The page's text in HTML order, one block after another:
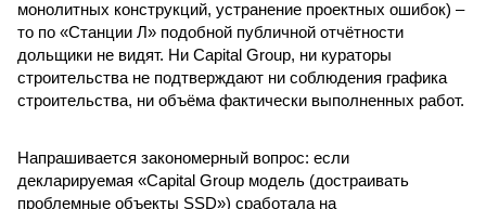
монолитных конструкций, устранение проектных ошибок) –
то по «Станции Л» подобной публичной отчётности
дольщики не видят. Ни Capital Group, ни кураторы
строительства не подтверждают ни соблюдения графика
строительства, ни объёма фактически выполненных работ.
Напрашивается закономерный вопрос: если
декларируемая «Capital Group модель (достраивать
проблемные объекты SSD») сработала на